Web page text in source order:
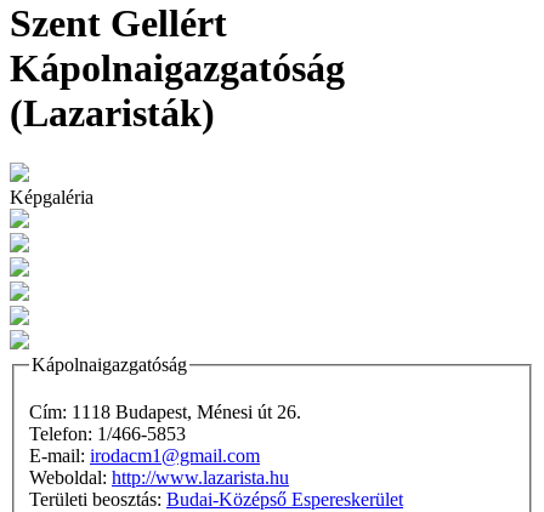
Szent Gellért
Kápolnaigazgatóság
(Lazaristák)
Képgaléria
Kápolnaigazgatóság
Cím: 1118 Budapest, Ménesi út 26.
Telefon: 1/466-5853
E-mail: irodacm1@gmail.com
Weboldal: http://www.lazarista.hu
Területi beosztás: Budai-Középső Espereskerület